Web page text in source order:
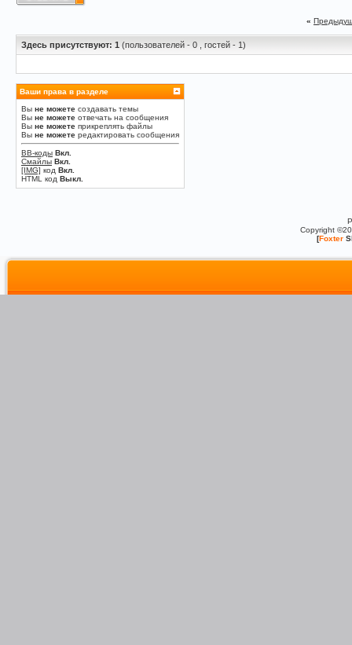
«
Здесь присутствуют: 1 (пользователей - 0 , гостей - 1)
Ваши права в разделе
Вы не можете создавать темы
Вы не можете отвечать на сообщения
Вы не можете прикреплять файлы
Вы не можете редактировать сообщения
BB-коды Вкл.
Смайлы Вкл.
[IMG] код Вкл.
HTML код Выкл.
Copyright
[Foxter